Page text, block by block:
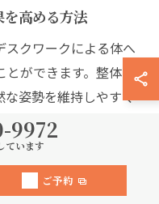
高める方法
スクワークによる体へ
ができます。整体に
な姿勢を維持しやすく
なります。さらに、
日常生活でも姿勢を
管理の効果を高める
に重点を置いた整体
9972
ています
ご予約